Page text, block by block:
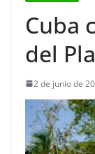
Cuba
del
2 de junio de